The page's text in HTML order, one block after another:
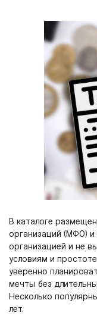
В каталоге
организаций (МФО)
организацией и не
условиям и
уверенно
мечты без
Несколько
лет.